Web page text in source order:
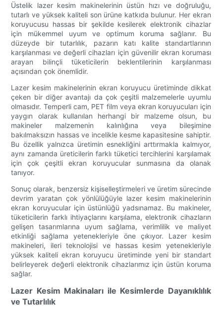
Üstelik lazer kesim makinelerinin üstün hızı ve doğruluğu,
tutarlı ve yüksek kaliteli son ürüne katkıda bulunur. Her ekran
koruyucusu hassas bir şekilde kesilerek elektronik cihazlar
için mükemmel uyum ve optimum koruma sağlanır. Bu
düzeyde bir tutarlılık, pazarın katı kalite standartlarının
karşılanması ve değerli cihazları için güvenilir ekran koruması
arayan bilinçli tüketicilerin beklentilerinin karşılanması
açısından çok önemlidir.
Lazer kesim makinelerinin ekran koruyucu üretiminde dikkat
çeken bir diğer avantajı da çok çeşitli malzemelerle uyumlu
olmasıdır. Temperli cam, PET film veya ekran koruyucuları için
yaygın olarak kullanılan herhangi bir malzeme olsun, bu
makineler malzemenin kalınlığına veya bileşimine
bakılmaksızın hassas ve incelikle kesme kapasitesine sahiptir.
Bu özellik yalnızca üretimin esnekliğini arttırmakla kalmıyor,
aynı zamanda üreticilerin farklı tüketici tercihlerini karşılamak
için çok çeşitli ekran koruyucular sunmasına da olanak
tanıyor.
Sonuç olarak, benzersiz kişiselleştirmeleri ve üretim sürecinde
devrim yaratan çok yönlülüğüyle lazer kesim makinelerinin
ekran koruyucular için üstünlüğü yadsınamaz. Bu makineler,
tüketicilerin farklı ihtiyaçlarını karşılama, elektronik cihazların
gelişen tasarımlarına uyum sağlama, verimlilik ve maliyet
etkinliği sağlama yetenekleriyle öne çıkıyor. Lazer kesim
makineleri, ileri teknolojisi ve hassas kesim yetenekleriyle
yüksek kaliteli ekran koruyucu üretiminde yeni bir standart
belirleyerek değerli elektronik cihazlarımız için üstün koruma
sağlar.
Lazer Kesim Makinaları ile Kesimlerde Dayanıklılık
ve Tutarlılık